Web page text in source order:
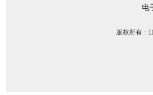
电
版权所有：